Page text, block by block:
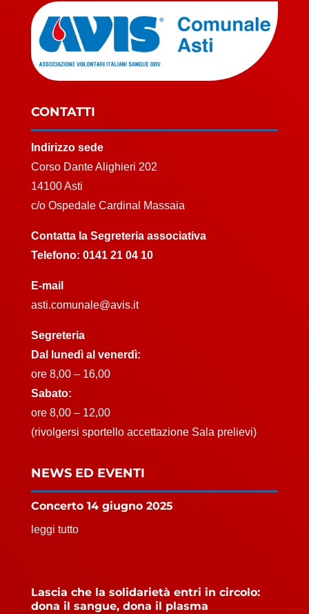
CONTATTI
Indirizzo sede
Corso Dante Alighieri 202
14100 Asti
c/o Ospedale Cardinal Massaia
Contatta la Segreteria associativa
Telefono: 0141 21 04 10
E-mail
asti.comunale@avis.it
Segreteria
Dal lunedì al venerdì:
ore 8,00 – 16,00
Sabato:
ore 8,00 – 12,00
(rivolgersi sportello accettazione Sala prelievi)
NEWS ED EVENTI
Concerto 14 giugno 2025
leggi tutto
Lascia che la solidarietà entri in circolo:
dona il sangue, dona il plasma